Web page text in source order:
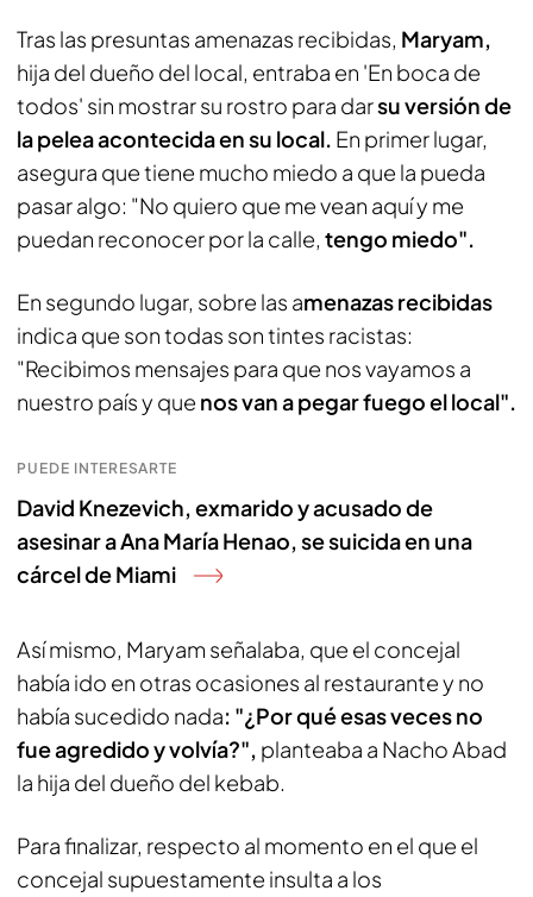
Tras las presuntas amenazas recibidas, Maryam,
hija del dueño del local, entraba en 'En boca de
todos' sin mostrar su rostro para darsu versión de
la pelea acontecida en su local. En primer lugar,
asegura que tiene mucho miedo a que la pueda
pasar algo: "No quiero que me vean aquí y me
puedan reconocer por la calle, tengo miedo".
En segundo lugar, sobre las amenazas recibidas
indica que son todas son tintes racistas:
"Recibimos mensajes para que nos vayamos a
nuestro país y que nos van a pegar fuego el local".
PUEDE INTERESARTE
David Knezevich, exmarido y acusado de
asesinar a Ana María Henao, se suicida en una
cárcel de Miami
Así mismo, Maryam señalaba, que el concejal
había ido en otras ocasiones al restaurante y no
había sucedido nada: "¿Por qué esas veces no
fue agredido y volvía?", planteaba a Nacho Abad
la hija del dueño del kebab.
Para finalizar, respecto al momento en el que el
concejal supuestamente insulta a los